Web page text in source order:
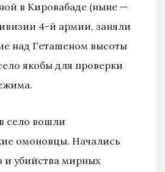
в Кировабаде (ныне —
4-й армии, заняли
над Геташеном высоты
якобы для проверки
село вошли
омоновцы. Начались
и убийства мирных